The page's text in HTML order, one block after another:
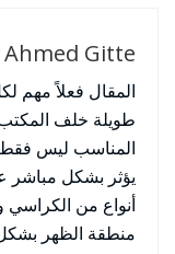
Ahmed Gitte
المقال فعلاً مهم
طويلة خلف
المناسب ليس فقط
يؤثر بشكل مباشر
أنواع من
منطقة الظهر